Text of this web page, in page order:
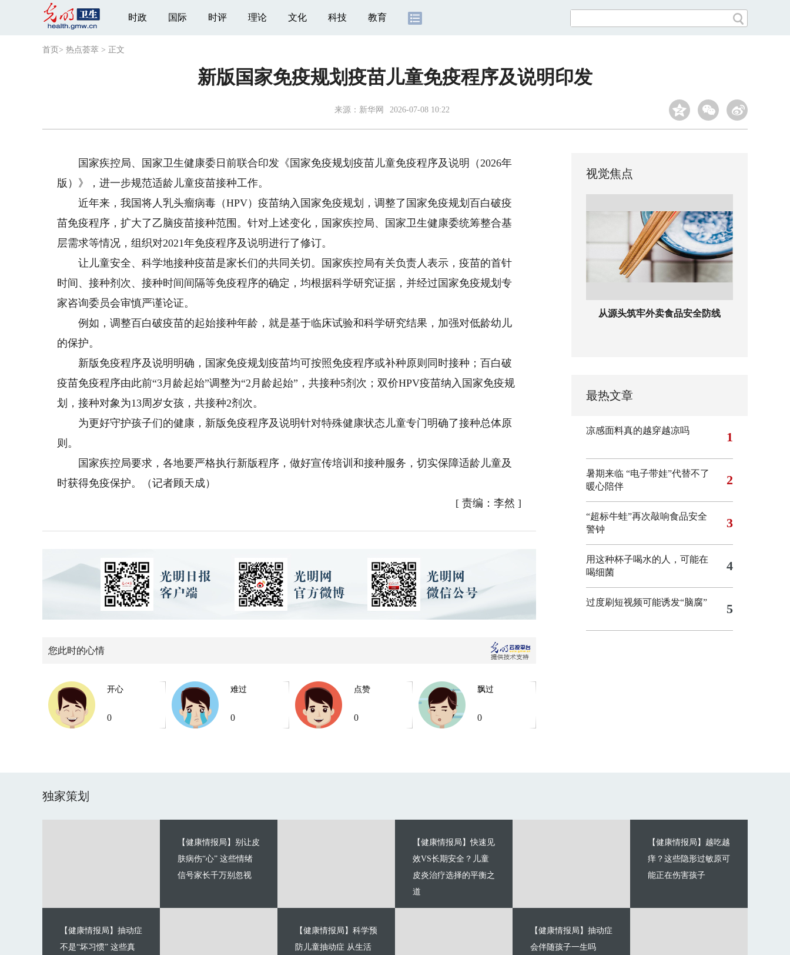
时政 国际 时评 理论 文化 科技 教育
首页 > 热点荟萃 > 正文
新版国家免疫规划疫苗儿童免疫程序及说明印发
来源： 新华网 2026-07-08 10:22
国家疾控局、国家卫生健康委日前联合印发《国家免疫规划疫苗儿童免疫程序及说明（2026年
版）》，进一步规范适龄儿童疫苗接种工作。
近年来，我国将人乳头瘤病毒（HPV）疫苗纳入国家免疫规划，调整了国家免疫规划百白破疫
苗免疫程序，扩大了乙脑疫苗接种范围。针对上述变化，国家疾控局、国家卫生健康委统筹整合基
层需求等情况，组织对2021年免疫程序及说明进行了修订。
让儿童安全、科学地接种疫苗是家长们的共同关切。国家疾控局有关负责人表示，疫苗的首针
时间、接种剂次、接种时间间隔等免疫程序的确定，均根据科学研究证据，并经过国家免疫规划专
家咨询委员会审慎严谨论证。
例如，调整百白破疫苗的起始接种年龄，就是基于临床试验和科学研究结果，加强对低龄幼儿
的保护。
新版免疫程序及说明明确，国家免疫规划疫苗均可按照免疫程序或补种原则同时接种；百白破
疫苗免疫程序由此前“3月龄起始”调整为“2月龄起始”，共接种5剂次；双价HPV疫苗纳入国家免疫规
划，接种对象为13周岁女孩，共接种2剂次。
为更好守护孩子们的健康，新版免疫程序及说明针对特殊健康状态儿童专门明确了接种总体原
则。
国家疾控局要求，各地要严格执行新版程序，做好宣传培训和接种服务，切实保障适龄儿童及
时获得免疫保护。（记者顾天成）
[ 责编：李然 ]
您此时的心情
开心
0
难过
0
点赞
0
飘过
0
视觉焦点
从源头筑牢外卖食品安全防线
最热文章
凉感面料真的越穿越凉吗 1
暑期来临 “电子带娃”代替不了
暖心陪伴
2
“超标牛蛙”再次敲响食品安全
警钟
3
用这种杯子喝水的人，可能在
喝细菌
4
过度刷短视频可能诱发“脑腐” 5
独家策划
【健康情报局】别让皮
肤病伤“心” 这些情绪
信号家长千万别忽视
【健康情报局】抽动症
不是“坏习惯” 这些真
【健康情报局】快速见
效VS长期安全？儿童
皮炎治疗选择的平衡之
道
【健康情报局】科学预
防儿童抽动症 从生活
【健康情报局】越吃越
痒？这些隐形过敏原可
能正在伤害孩子
【健康情报局】抽动症
会伴随孩子一生吗